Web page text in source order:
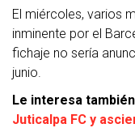
El miércoles, varios
inminente por el
fichaje no sería
junio.
Le interesa
Juticalpa FC y